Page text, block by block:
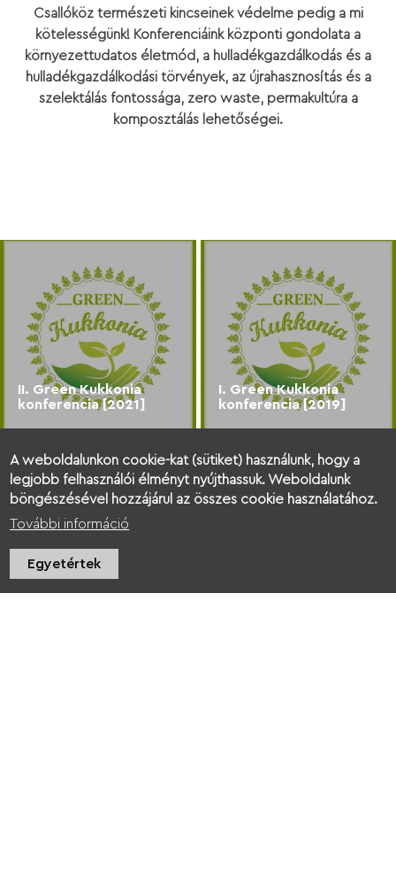
Csallóköz természeti kincseinek védelme pedig a mi
kötelességünk! Konferenciáink központi gondolata a
környezettudatos életmód, a hulladékgazdálkodás és a
hulladékgazdálkodási törvények, az újrahasznosítás és a
szelektálás fontossága, zero waste, permakultúra a
komposztálás lehetőségei.
II. Green Kukkonia
konferencia [2021]
I. Green Kukkonia
konferencia [2019]
A weboldalunkon cookie-kat (sütiket) használunk, hogy a
legjobb felhasználói élményt nyújthassuk. Weboldalunk
böngészésével hozzájárul az összes cookie használatához.
További információ
Egyetértek